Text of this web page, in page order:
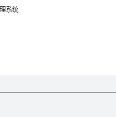
系统